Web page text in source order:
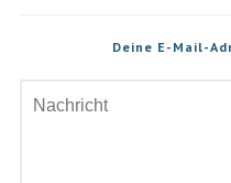
Deine E-Mail-